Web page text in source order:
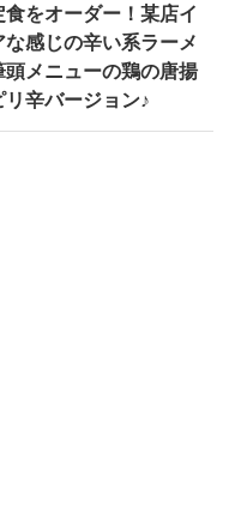
食をオーダー！某店イ
な感じの辛い系ラーメ
頭メニューの鶏の唐揚
リ辛バージョン♪